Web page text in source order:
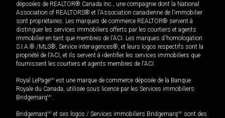
déposées de REALTOR® Canada Inc., une compagnie dont la National
Association of REALTORS® et l'Association canadienne de l’immobilier
sont propriétaires. Les marques de commerce REALTOR® servent à
distinguer les services immobiliers offerts par les courtiers et agents
immobilier en tant que membres de l'ACI. Les marques d'homologation
S.I.A.® /MLS®, Service inter-agences®, et leurs logos respectifs sont la
propriété de l'ACI, et ils servent à identifier les services immobiliers que
fournissent les courtiers et agents membres de l'ACI.
Royal LePageMD est une marque de commerce déposée de la Banque
Royale du Canada, utilisée sous licence par les Services immobiliers
BridgemarqMD.
BridgemarqMD et ses logos / Services immobiliers BridgemarqMD sont des